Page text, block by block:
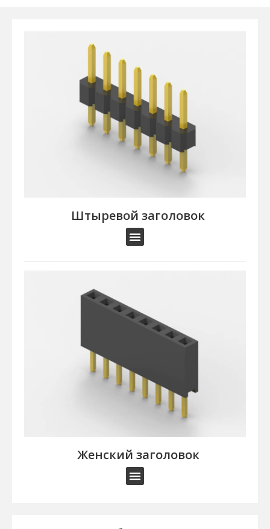
Штыревой заголовок
Женский заголовок